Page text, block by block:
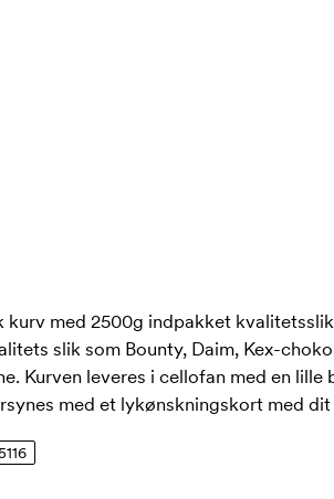
kurv med 2500g indpakket
slik som Bounty, Daim, Kex-
Kurven leveres i cellofan med en
med et lykønskningskort med